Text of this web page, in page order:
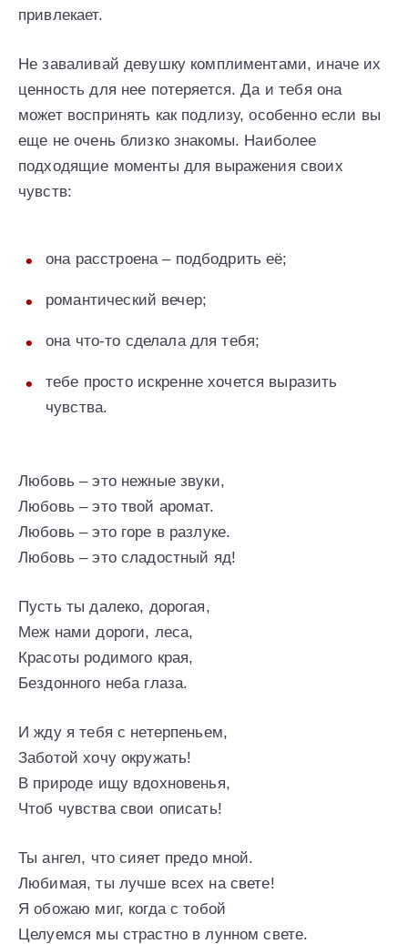
привлекает.
Не заваливай девушку комплиментами, иначе их
ценность для нее потеряется. Да и тебя она
может воспринять как подлизу, особенно если вы
еще не очень близко знакомы. Наиболее
подходящие моменты для выражения своих
чувств:
она расстроена – подбодрить её;
романтический вечер;
она что-то сделала для тебя;
тебе просто искренне хочется выразить
чувства.
Любовь – это нежные звуки,
Любовь – это твой аромат.
Любовь – это горе в разлуке.
Любовь – это сладостный яд!
Пусть ты далеко, дорогая,
Меж нами дороги, леса,
Красоты родимого края,
Бездонного неба глаза.
И жду я тебя с нетерпеньем,
Заботой хочу окружать!
В природе ищу вдохновенья,
Чтоб чувства свои описать!
Ты ангел, что сияет предо мной.
Любимая, ты лучше всех на свете!
Я обожаю миг, когда с тобой
Целуемся мы страстно в лунном свете.